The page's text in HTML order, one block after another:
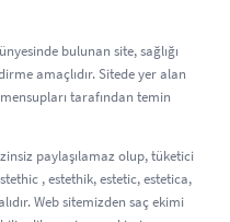
bulunan site, sağlığı
amaçlıdır. Sitede yer alan
tarafından temin
paylaşılamaz olup, tüketici
, estethik, estetic, estetica,
Web sitemizden saç ekimi